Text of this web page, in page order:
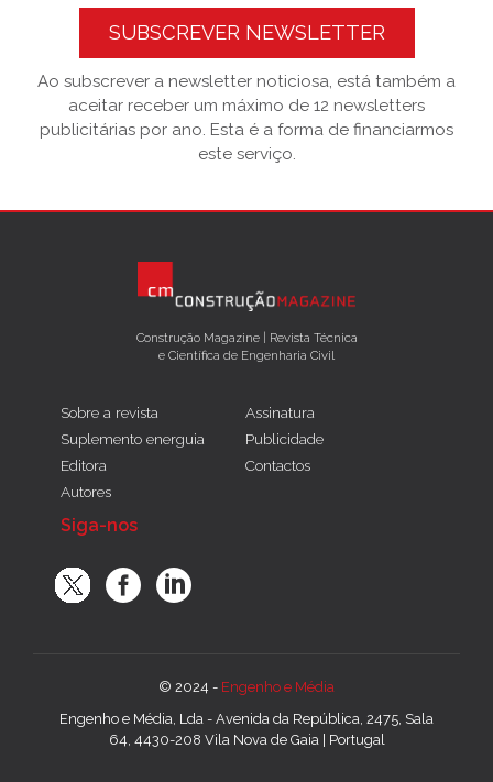
SUBSCREVER NEWSLETTER
Ao subscrever a newsletter noticiosa, está também a
aceitar receber um máximo de 12 newsletters
publicitárias por ano. Esta é a forma de financiarmos
este serviço.
Construção Magazine | Revista Técnica
e Científica de Engenharia Civil
Sobre a revista
Suplemento energuia
Editora
Autores
Assinatura
Publicidade
Contactos
Siga-nos
© 2024 - Engenho e Média
Engenho e Média, Lda - Avenida da República, 2475, Sala
64, 4430-208 Vila Nova de Gaia | Portugal